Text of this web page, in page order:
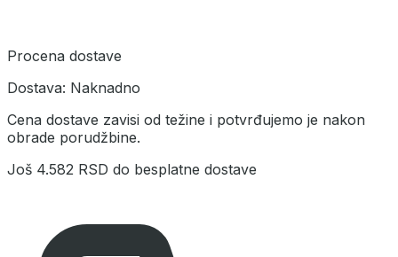
Procena dostave
Dostava: Naknadno
Cena dostave zavisi od težine i potvrđujemo je nakon
obrade porudžbine.
Još 4.582 RSD do besplatne dostave